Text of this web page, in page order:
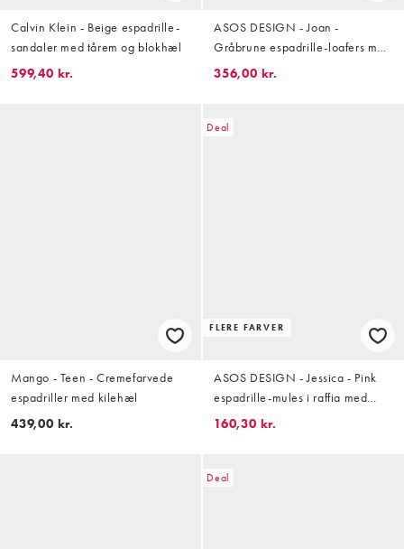
Calvin Klein - Beige espadrille-
sandaler med tårem og blokhæl
599,40 kr.
ASOS DESIGN - Joan -
Gråbrune espadrille-loafers med
kvaster i ruskind
356,00 kr.
Mango - Teen - Cremefarvede
espadriller med kilehæl
439,00 kr.
Deal
FLERE FARVER
ASOS DESIGN - Jessica - Pink
espadrille-mules i raffia med
krydsende remme og striber
160,30 kr.
Deal